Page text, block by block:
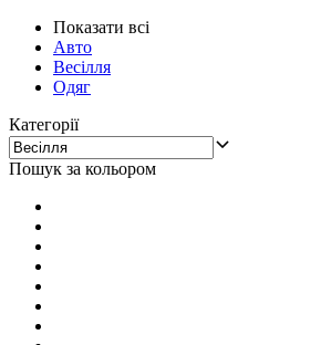
Показати всі
Авто
Весілля
Одяг
Категорії
Пошук за кольором